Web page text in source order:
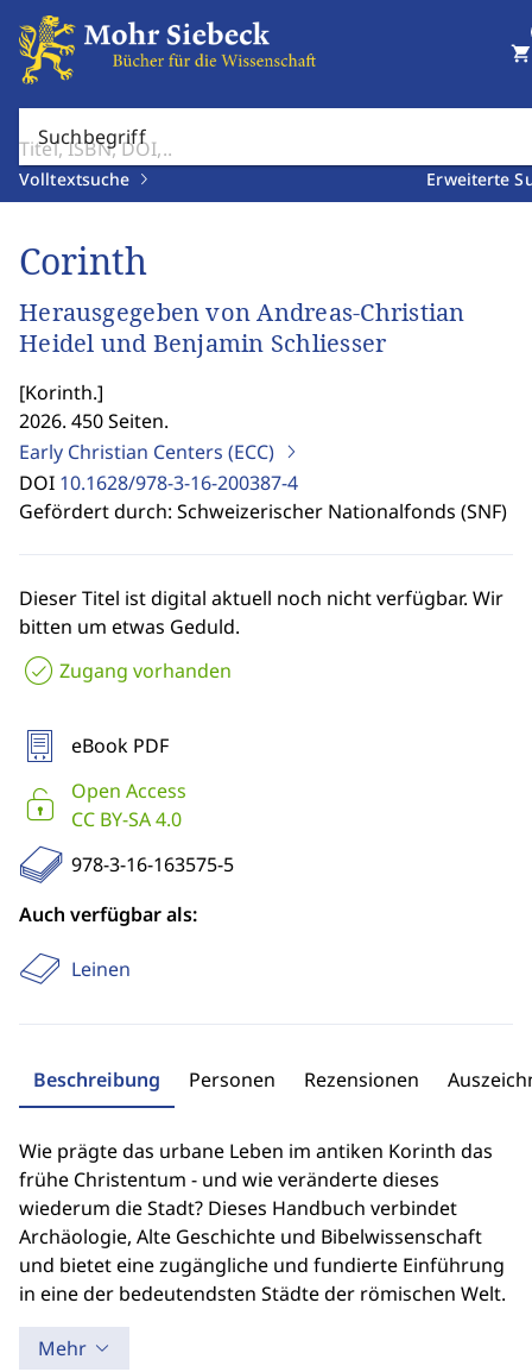
Suchbegriff
Volltextsuche Erweiterte
shopping_cart
Corinth
Herausgegeben von Andreas-Christian
Heidel und Benjamin Schliesser
[Korinth.]
2026. 450 Seiten.
Early Christian Centers (ECC)
DOI 10.1628/978-3-16-200387-4
Gefördert durch: Schweizerischer Nationalfonds (SNF)
Dieser Titel ist digital aktuell noch nicht verfügbar. Wir
bitten um etwas Geduld.
Zugang vorhanden
eBook PDF
Open Access
CC BY-SA 4.0
978-3-16-163575-5
Auch verfügbar als:
Leinen
Beschreibung Personen Rezensionen
Wie prägte das urbane Leben im antiken Korinth das
frühe Christentum - und wie veränderte dieses
wiederum die Stadt? Dieses Handbuch verbindet
Archäologie, Alte Geschichte und Bibelwissenschaft
und bietet eine zugängliche und fundierte Einführung
in eine der bedeutendsten Städte der römischen Welt.
Mehr